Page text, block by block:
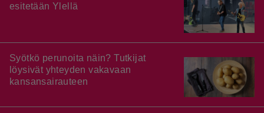
esitetään Ylellä
Syötkö perunoita näin? Tutkijat
löysivät yhteyden vakavaan
kansansairauteen